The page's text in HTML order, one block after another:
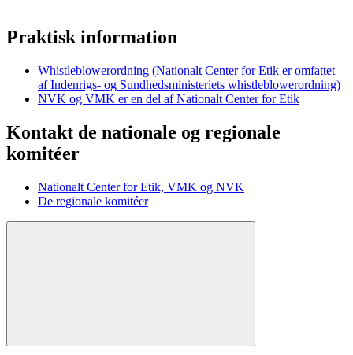
Praktisk information
Whistleblowerordning (Nationalt Center for Etik er omfattet
af Indenrigs- og Sundhedsministeriets whistleblowerordning)
NVK og VMK er en del af Nationalt Center for Etik
Kontakt de nationale og regionale
komitéer
Nationalt Center for Etik, VMK og NVK
De regionale komitéer